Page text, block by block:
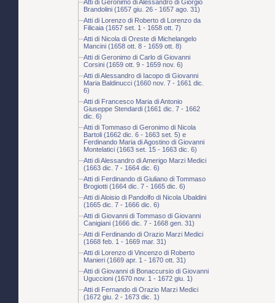
Atti di Geronimo di Alessandro di Giorgio
Brandolini (1657 giu. 26 - 1657 ago. 31)
Atti di Lorenzo di Roberto di Lorenzo da
Filicaia (1657 set. 1 - 1658 ott. 7)
Atti di Nicola di Oreste di Michelangelo
Mancini (1658 ott. 8 - 1659 ott. 8)
Atti di Geronimo di Carlo di Giovanni
Corsini (1659 ott. 9 - 1659 nov. 6)
Atti di Alessandro di Iacopo di Giovanni
Maria Baldinucci (1660 nov. 7 - 1661 dic.
6)
Atti di Francesco Maria di Antonio
Giuseppe Stendardi (1661 dic. 7 - 1662
dic. 6)
Atti di Tommaso di Geronimo di Nicola
Bartoli (1662 dic. 6 - 1663 set. 5) e
Ferdinando Maria di Agostino di Giovanni
Montelatici (1663 set. 15 - 1663 dic. 6)
Atti di Alessandro di Amerigo Marzi Medici
(1663 dic. 7 - 1664 dic. 6)
Atti di Ferdinando di Giuliano di Tommaso
Brogiotti (1664 dic. 7 - 1665 dic. 6)
Atti di Aloisio di Pandolfo di Nicola Ubaldini
(1665 dic. 7 - 1666 dic. 6)
Atti di Giovanni di Tommaso di Giovanni
Canigiani (1666 dic. 7 - 1668 gen. 31)
Atti di Ferdinando di Orazio Marzi Medici
(1668 feb. 1 - 1669 mar. 31)
Atti di Lorenzo di Vincenzo di Roberto
Manieri (1669 apr. 1 - 1670 ott. 31)
Atti di Giovanni di Bonaccursio di Giovanni
Uguccioni (1670 nov. 1 - 1672 giu. 1)
Atti di Fernando di Orazio Marzi Medici
(1672 giu. 2 - 1673 dic. 1)